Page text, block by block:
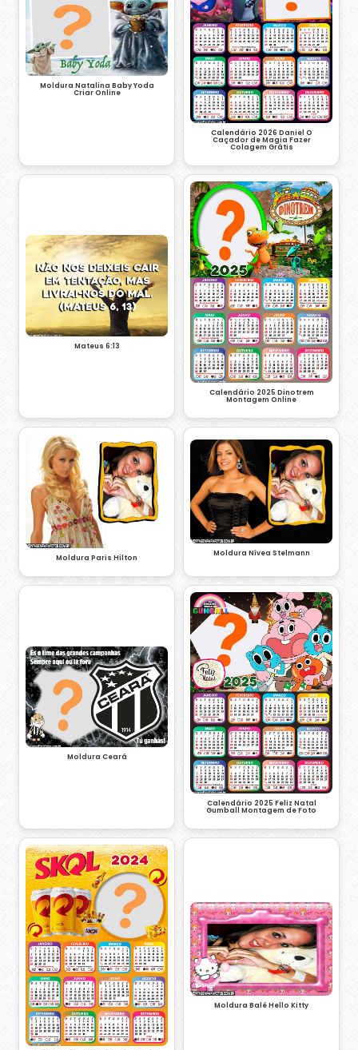
Moldura Natalina Baby Yoda
Criar Online
Calendário 2026 Daniel O
Caçador de Magia Fazer
Colagem Grátis
Mateus 6:13
Calendário 2025 Dinotrem
Montagem Online
Moldura Paris Hilton
Moldura Nívea Stelmann
Moldura Ceará
Calendário 2025 Feliz Natal
Gumball Montagem de Foto
Moldura Balé Hello Kitty